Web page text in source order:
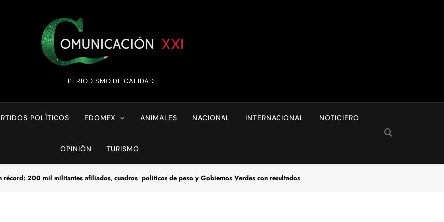
Comunicación XXI
PERIODISMO DE CALIDAD
POLÍTICOS EDOMEX ANIMALES NACIONAL INTERNACIONAL NOTICIERO
OPINIÓN TURISMO
récord: 200 mil militantes afiliados, cuadros políticos de peso y Gobiernos Verdes con resultados